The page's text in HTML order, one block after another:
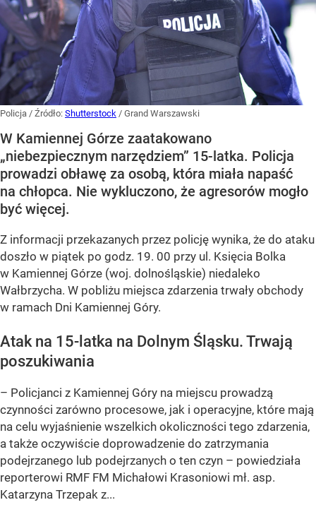
Policja / Źródło: Shutterstock / Grand Warszawski
W Kamiennej Górze zaatakowano
„niebezpiecznym narzędziem” 15-latka. Policja
prowadzi obławę za osobą, która miała napaść
na chłopca. Nie wykluczono, że agresorów mogło
być więcej.
Z informacji przekazanych przez policję wynika, że do ataku
doszło w piątek po godz. 19. 00 przy ul. Księcia Bolka
w Kamiennej Górze (woj. dolnośląskie) niedaleko
Wałbrzycha. W pobliżu miejsca zdarzenia trwały obchody
w ramach Dni Kamiennej Góry.
Atak na 15-latka na Dolnym Śląsku. Trwają
poszukiwania
– Policjanci z Kamiennej Góry na miejscu prowadzą
czynności zarówno procesowe, jak i operacyjne, które mają
na celu wyjaśnienie wszelkich okoliczności tego zdarzenia,
a także oczywiście doprowadzenie do zatrzymania
podejrzanego lub podejrzanych o ten czyn – powiedziała
reporterowi RMF FM Michałowi Krasoniowi mł. asp.
Katarzyna Trzepak z...